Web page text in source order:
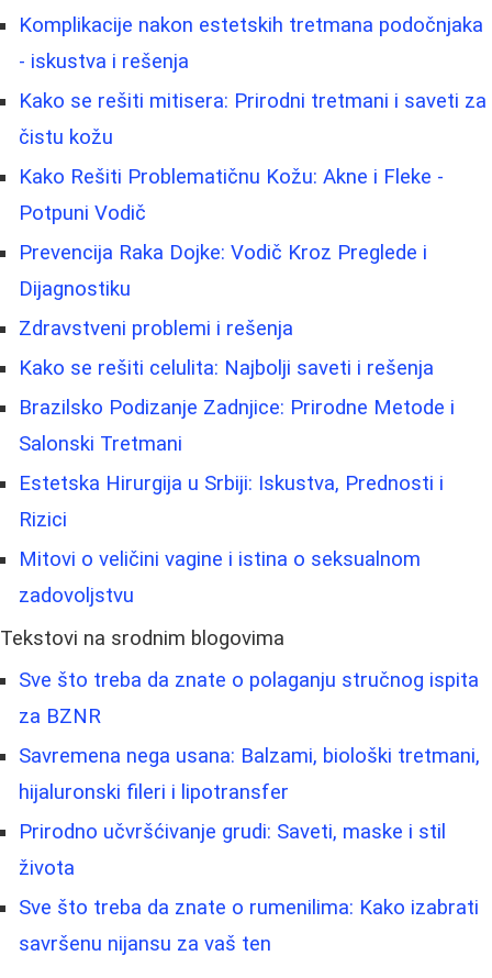
Komplikacije nakon estetskih tretmana podočnjaka
- iskustva i rešenja
Kako se rešiti mitisera: Prirodni tretmani i saveti za
čistu kožu
Kako Rešiti Problematičnu Kožu: Akne i Fleke -
Potpuni Vodič
Prevencija Raka Dojke: Vodič Kroz Preglede i
Dijagnostiku
Zdravstveni problemi i rešenja
Kako se rešiti celulita: Najbolji saveti i rešenja
Brazilsko Podizanje Zadnjice: Prirodne Metode i
Salonski Tretmani
Estetska Hirurgija u Srbiji: Iskustva, Prednosti i
Rizici
Mitovi o veličini vagine i istina o seksualnom
zadovoljstvu
Tekstovi na srodnim blogovima
Sve što treba da znate o polaganju stručnog ispita
za BZNR
Savremena nega usana: Balzami, biološki tretmani,
hijaluronski fileri i lipotransfer
Prirodno učvršćivanje grudi: Saveti, maske i stil
života
Sve što treba da znate o rumenilima: Kako izabrati
savršenu nijansu za vaš ten